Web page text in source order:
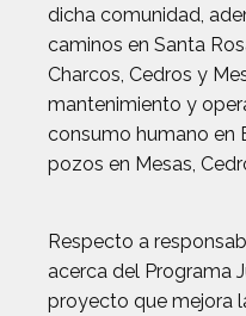
dicha comunidad,
caminos en Santa
Charcos, Cedros y
mantenimiento y
consumo humano en
pozos en Mesas,
Respecto a
acerca del Programa
proyecto que mejora